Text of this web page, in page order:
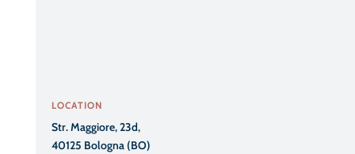
LOCATION
Str. Maggiore, 23d,
40125 Bologna (BO)